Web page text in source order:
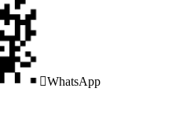
WhatsApp